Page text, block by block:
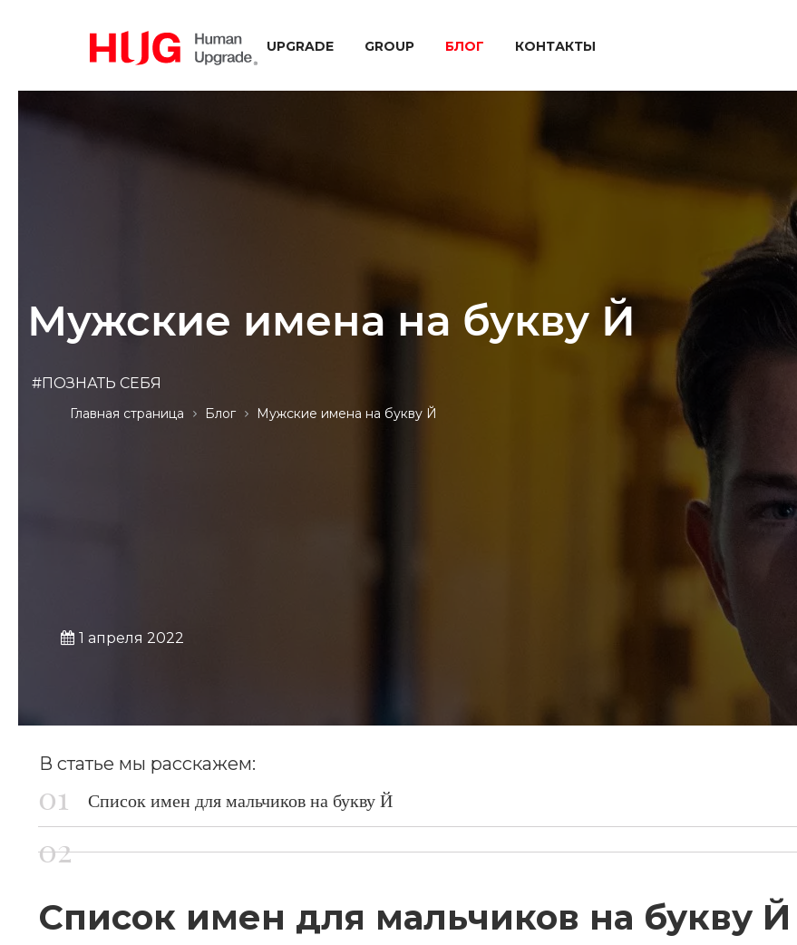
UPGRADE GROUP БЛОГ КОНТАКТЫ
Главная страница Блог Мужские имена на букву Й
Мужские имена на букву Й
#ПОЗНАТЬ СЕБЯ
1 апреля 2022
В статье мы расскажем:
Список имен для мальчиков на букву Й
Список имен для мальчиков на букву Й